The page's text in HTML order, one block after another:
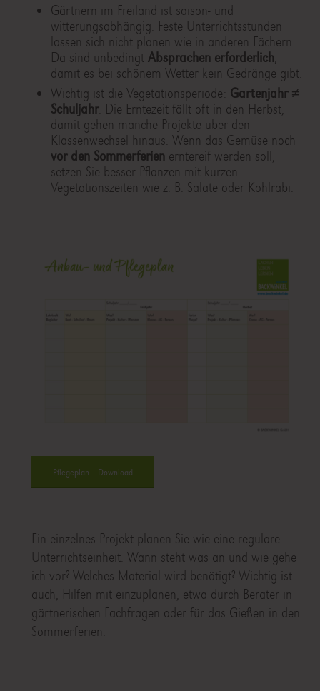
Gärtnern im Freiland ist saison- und
witterungsabhängig. Feste Unterrichtsstunden
lassen sich nicht planen wie in anderen Fächern.
Da sind unbedingt Absprachen erforderlich
damit es bei schönem Wetter kein Gedränge gibt.
Wichtig ist die Vegetationsperiode: Gartenjahr ≠
Schuljahr. Die Erntezeit fällt oft in den Herbst,
damit gehen manche Projekte über den
Klassenwechsel hinaus. Wenn das Gemüse noch
vor den Sommerferien erntereif werden soll,
setzen Sie besser Pflanzen mit kurzen
Vegetationszeiten wie z. B. Salate oder Kohlrabi.
Pflegeplan – Download
Ein einzelnes Projekt planen Sie wie eine reguläre
Unterrichtseinheit. Wann steht was an und wie gehe
ich vor? Welches Material wird benötigt? Wichtig ist
auch, Hilfen mit einzuplanen, etwa durch Berater in
gärtnerischen Fachfragen oder für das Gießen in den
Sommerferien.